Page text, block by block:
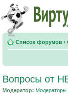
Список форумов ‹
Вопросы от
Модератор: